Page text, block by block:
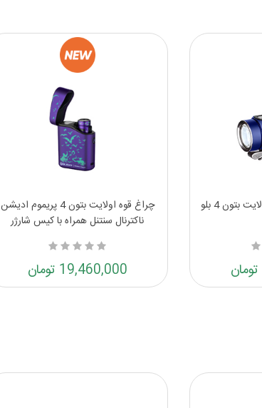
چراغ قوه اولایت بتون 4 پریموم ادیشن
ناکترنال سنتنل همراه با کیس شارژر
19,460,000 تومان
چراغ قوه جیبی شارژی اولایت بتون 4 بلو